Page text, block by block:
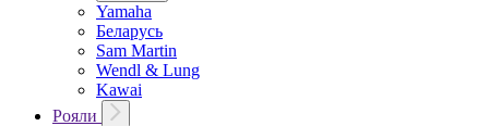
Yamaha
Беларусь
Sam Martin
Wendl & Lung
Kawai
Рояли